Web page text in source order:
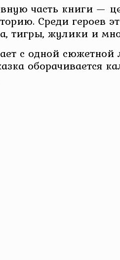
часть книги —
Среди героев
тигры, жулики и
с одной
оборачивается